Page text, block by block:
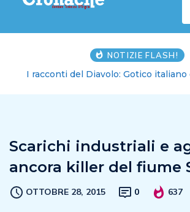
NOTIZIE FLASH!
I racconti del Diavolo: Gotico
Scarichi industriali e
ancora killer del fiume
OTTOBRE 28, 2015 0 637